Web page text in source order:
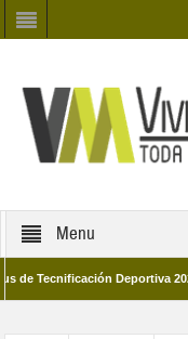
Menu
Deportiva 2026